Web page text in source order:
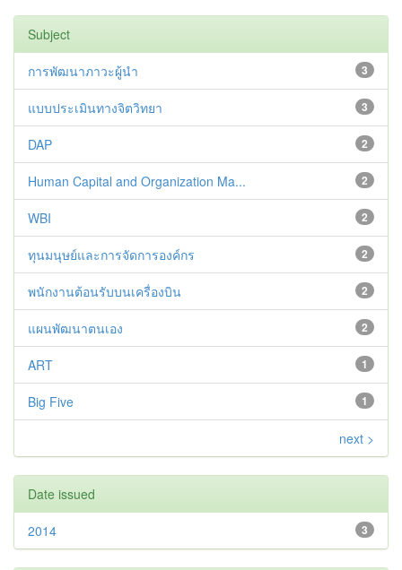
Subject
3
การพัฒนาภาวะผู้นำ
3
แบบประเมินทางจิตวิทยา
2
DAP
2
Human Capital and Organization Ma...
2
WBI
2
ทุนมนุษย์และการจัดการองค์กร
2
พนักงานต้อนรับบนเครื่องบิน
2
แผนพัฒนาตนเอง
1
ART
1
Big Five
next >
Date issued
3
2014